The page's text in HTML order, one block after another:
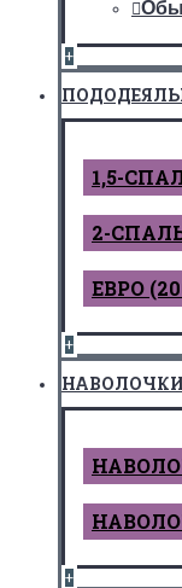
+
1,5-
2-
ЕВРО
+
НАВОЛОЧКИ
+